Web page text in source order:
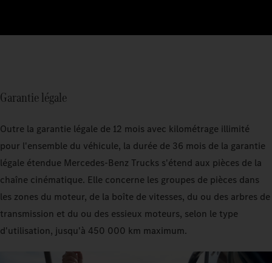
Garantie légale
Outre la garantie légale de 12 mois avec kilométrage illimité
pour l'ensemble du véhicule, la durée de 36 mois de la garantie
légale étendue Mercedes‑Benz Trucks s'étend aux pièces de la
chaîne cinématique. Elle concerne les groupes de pièces dans
les zones du moteur, de la boîte de vitesses, du ou des arbres de
transmission et du ou des essieux moteurs, selon le type
d'utilisation, jusqu'à 450 000 km maximum.